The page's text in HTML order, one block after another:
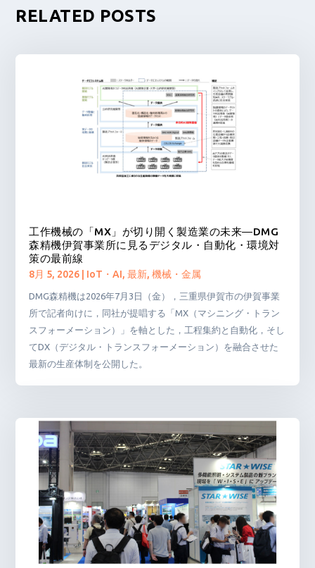
RELATED POSTS
工作機械の「MX」が切り開く製造業の未来―DMG
森精機伊賀事業所に見るデジタル・自動化・環境対
策の最前線
8月 5, 2026 IoT・AI,最新,機械・金属
DMG森精機は2026年7月3日（金），三重県伊賀市の伊賀事業
所で記者向けに，同社が提唱する「MX（マシニング・トラン
スフォーメーション）」を軸とした，工程集約と自動化，そし
てDX（デジタル・トランスフォーメーション）を融合させた
最新の生産体制を公開した。